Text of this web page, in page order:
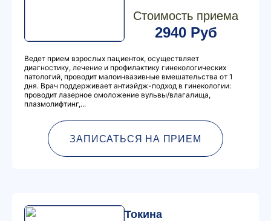
Стоимость приема
2940 Руб
Ведет прием взрослых пациенток, осуществляет
диагностику, лечение и профилактику гинекологических
патологий, проводит малоинвазивные вмешательства от 1
дня. Врач поддерживает антиэйдж-подход в гинекологии:
проводит лазерное омоложение вульвы/влагалища,
плазмолифтинг,...
ЗАПИСАТЬСЯ НА ПРИЕМ
Токина